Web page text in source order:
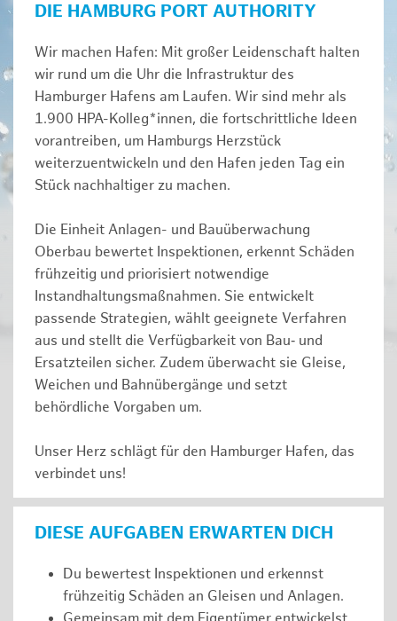
DIE HAMBURG PORT AUTHORITY
Wir machen Hafen: Mit großer Leidenschaft halten
wir rund um die Uhr die Infrastruktur des
Hamburger Hafens am Laufen. Wir sind mehr als
1.900 HPA-Kolleg*innen, die fortschrittliche Ideen
vorantreiben, um Hamburgs Herzstück
weiterzuentwickeln und den Hafen jeden Tag ein
Stück nachhaltiger zu machen.
Die Einheit Anlagen- und Bauüberwachung
Oberbau bewertet Inspektionen, erkennt Schäden
frühzeitig und priorisiert notwendige
Instandhaltungsmaßnahmen. Sie entwickelt
passende Strategien, wählt geeignete Verfahren
aus und stellt die Verfügbarkeit von Bau‑ und
Ersatzteilen sicher. Zudem überwacht sie Gleise,
Weichen und Bahnübergänge und setzt
behördliche Vorgaben um.
Unser Herz schlägt für den Hamburger Hafen, das
verbindet uns!
DIESE AUFGABEN ERWARTEN DICH
Du bewertest Inspektionen und erkennst
frühzeitig Schäden an Gleisen und Anlagen.